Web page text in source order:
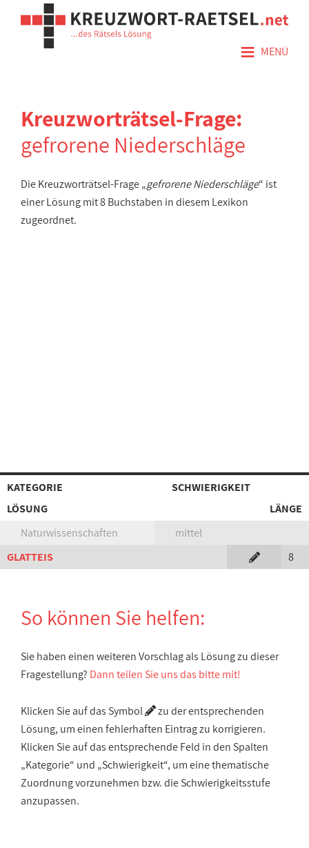
≡ MENÜ
Kreuzworträtsel-Frage:
gefrorene Niederschläge
Die Kreuzworträtsel-Frage „gefrorene Niederschläge“ ist
einer Lösung mit 8 Buchstaben in diesem Lexikon
zugeordnet.
KATEGORIE
SCHWIERIGKEIT
LÖSUNG
LÄNGE
Naturwissenschaften
mittel
GLATTEIS
8
So können Sie helfen:
Sie haben einen weiteren Vorschlag als Lösung zu dieser
Fragestellung? Dann teilen Sie uns das bitte mit!
Klicken Sie auf das Symbol
zu der entsprechenden
Lösung, um einen fehlerhaften Eintrag zu korrigieren.
Klicken Sie auf das entsprechende Feld in den Spalten
„Kategorie“ und „Schwierigkeit“, um eine thematische
Zuordnung vorzunehmen bzw. die Schwierigkeitsstufe
anzupassen.